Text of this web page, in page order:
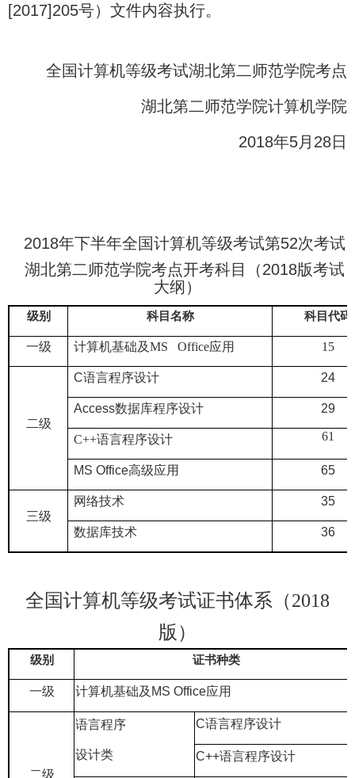
[2017]205号）文件内容执行。
全国计算机等级考试湖北第二师范学院考点
湖北第二师范学院计算机学院
2018年5月 28日
2018年下半年全国计算机等级考试第52次考试
湖北第二师范学院考点开考科目（2018版考试
大纲）
级别 科目名称 科目代码
一级 计算机基础及MS Office应用 15
二级
C语言程序设计 24
Access数据库程序设计 29
C++语言程序设计 61
MS Office高级应用 65
三级
网络技术 35
数据库技术 36
全国计算机等级考试证书体系（2018
版）
级别 证书种类
一级 计算机基础及 MS Office应用
二级
语言程序
设计类
C语言程序设计
C++语言程序设计